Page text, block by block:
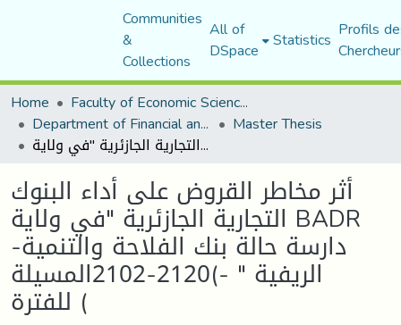
Communities
&
Collections
All of
DSpace Statistics Profils
Home
Faculty of Economic Sciences, Commerce and Management Sciences
Department of Financial and Accounting Sciences Master Thesis
أثر مخاطر القروض على أداء البنوك التجارية الجازئرية "في ولاية BADR -دارسة حالة بنك الفلاحة والتنمية الريفية " -)2120-2102المسيلة للفترة (
أثر مخاطر القروض على أداء البنوك
التجارية الجازئرية "في ولاية BADR
-دارسة حالة بنك الفلاحة والتنمية
الريفية " -)2120-2102المسيلة
للفترة (